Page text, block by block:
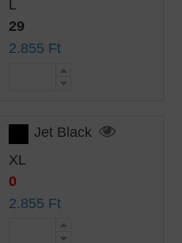
L
29
2.855 Ft
Jet Black
XL
0
2.855 Ft